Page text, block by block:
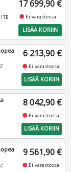
17 699,90 €
fiber_manual_record Ei varastossa
LISÄÄ KORIIN
6 213,90 €
fiber_manual_record Ei varastossa
LISÄÄ KORIIN
8 042,90 €
fiber_manual_record Ei varastossa
LISÄÄ KORIIN
9 561,90 €
fiber_manual_record Ei varastossa